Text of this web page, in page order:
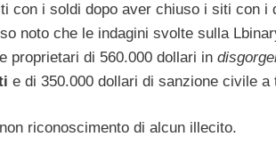
con i soldi dopo aver chiuso i siti con i
noto che le indagini svolte sulla
proprietari di 560.000 dollari in
e di 350.000 dollari di sanzione civile a
riconoscimento di alcun illecito.